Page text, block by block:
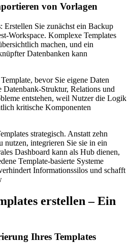
von Vorlagen
: Erstellen Sie zunächst ein Backup
Workspace. Komplexe Templates
machen, und ein
Datenbanken kann
bevor Sie eigene Daten
Struktur, Relations und
entstehen, weil Nutzer die Logik
kritische Komponenten
strategisch. Anstatt zehn
nutzen, integrieren Sie sie in ein
Dashboard kann als Hub dienen,
Template-basierte Systeme
Informationssilos und schafft
erstellen – Ein
Ihres Templates